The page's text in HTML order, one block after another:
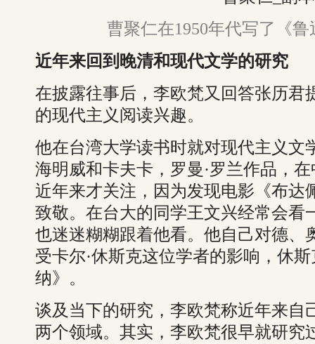
曹聚仁在1950年代写了《
近年来回到晚清和现代文学的研究
在披露往事后，李欧梵又回答张历君
的现代主义阅读兴趣。
他在台湾大学读书时就对现代主义文
海明威和卡夫卡，罗曼·罗兰作品，
近年来才关注，因为发现电影《布达
致敬。在台大的同学王文兴经常会看
也迷迷糊糊跟着他看。他自己对德、
受卡尔·休斯克这位学者的影响，休
纳》。
谈及当下的研究，李欧梵称近年来自
两个领域。其实，李欧梵很早就研究